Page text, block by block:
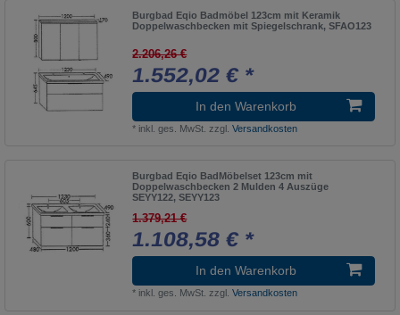
Burgbad Eqio Badmöbel 123cm mit Keramik
Doppelwaschbecken mit Spiegelschrank, SFAO123
2.206,26 €
1.552,02 € *
In den Warenkorb
* inkl. ges. MwSt. zzgl.Versandkosten
Burgbad Eqio BadMöbelset 123cm mit
Doppelwaschbecken 2 Mulden 4 Auszüge
SEYY122, SEYY123
1.379,21 €
1.108,58 € *
In den Warenkorb
* inkl. ges. MwSt. zzgl.Versandkosten